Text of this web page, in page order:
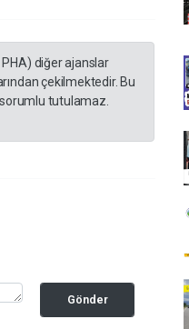
PHA) diğer ajanslar
çekilmektedir. Bu
tutulamaz.
Gönder